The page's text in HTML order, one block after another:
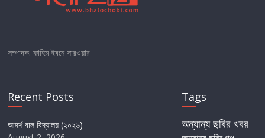
সম্পাদক: ফাহিম ইবনে সারওয়ার
Recent Posts
আদর্শ বাল বিদ্যালয় (২০২৬)
Tags
অন্যান্য ছবির খবর